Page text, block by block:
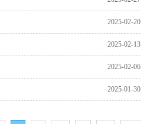
2025-02-20
2025-02-13
2025-02-06
2025-01-30